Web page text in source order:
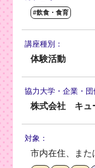
#飲食・食育
講座種別：
体験活動
協力大学・企業・団
株式会社 キュ
対象：
市内在住、ま